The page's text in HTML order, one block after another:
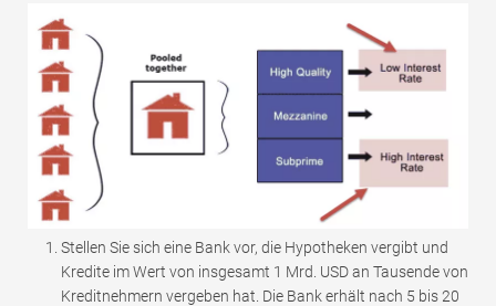
Stellen Sie sich eine Bank vor, die Hypotheken vergibt und
Kredite im Wert von insgesamt 1 Mrd. USD an Tausende von
Kreditnehmern vergeben hat. Die Bank erhält nach 5 bis 20